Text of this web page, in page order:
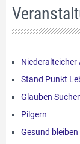
Stand Punkt
Glauben
Pilgern
Gesund